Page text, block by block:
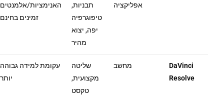
אפליקציה
תבניות,
טיפוגרפיה
יפה, יצוא
מהיר
האנימציות/אלמנטים
זמינים בחינם
DaVinci
Resolve
מחשב
שליטה
מקצועית,
טקסט
עקומת למידה גבוהה
יותר